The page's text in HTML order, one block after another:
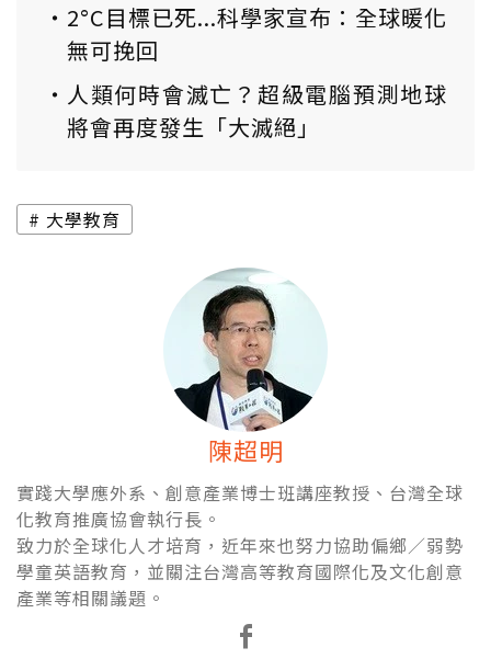
2°C目標已死...科學家宣布：全球暖化
無可挽回
人類何時會滅亡？超級電腦預測地球
將會再度發生「大滅絕」
大學教育
陳超明
實踐大學應外系、創意產業博士班講座教授、台灣全球
化教育推廣協會執行長。
致力於全球化人才培育，近年來也努力協助偏鄉／弱勢
學童英語教育，並關注台灣高等教育國際化及文化創意
產業等相關議題。